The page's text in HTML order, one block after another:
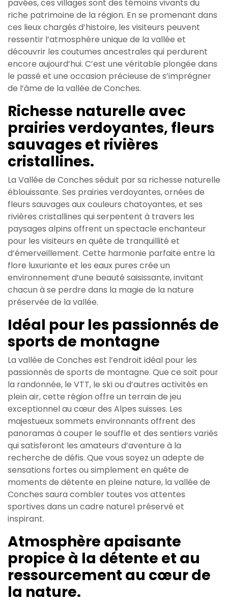
pavées, ces villages sont des témoins vivants du
riche patrimoine de la région. En se promenant dans
ces lieux chargés d’histoire, les visiteurs peuvent
ressentir l’atmosphère unique de la vallée et
découvrir les coutumes ancestrales qui perdurent
encore aujourd’hui. C’est une véritable plongée dans
le passé et une occasion précieuse de s’imprégner
de l’âme de la vallée de Conches.
Richesse naturelle avec
prairies verdoyantes, fleurs
sauvages et rivières
cristallines.
La Vallée de Conches séduit par sa richesse naturelle
éblouissante. Ses prairies verdoyantes, ornées de
fleurs sauvages aux couleurs chatoyantes, et ses
rivières cristallines qui serpentent à travers les
paysages alpins offrent un spectacle enchanteur
pour les visiteurs en quête de tranquillité et
d’émerveillement. Cette harmonie parfaite entre la
flore luxuriante et les eaux pures crée un
environnement d’une beauté saisissante, invitant
chacun à se perdre dans la magie de la nature
préservée de la vallée.
Idéal pour les passionnés de
sports de montagne
La vallée de Conches est l’endroit idéal pour les
passionnés de sports de montagne. Que ce soit pour
la randonnée, le VTT, le ski ou d’autres activités en
plein air, cette région offre un terrain de jeu
exceptionnel au cœur des Alpes suisses. Les
majestueux sommets environnants offrent des
panoramas à couper le souffle et des sentiers variés
qui satisferont les amateurs d’aventure à la
recherche de défis. Que vous soyez un adepte de
sensations fortes ou simplement en quête de
moments de détente en pleine nature, la vallée de
Conches saura combler toutes vos attentes
sportives dans un cadre naturel préservé et
inspirant.
Atmosphère apaisante
propice à la détente et au
ressourcement au cœur de
la nature.